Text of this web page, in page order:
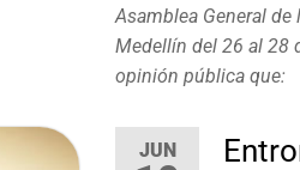
Asamblea General de
Medellín del 26 al 28
opinión pública que:
JUN